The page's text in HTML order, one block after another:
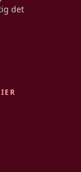
det